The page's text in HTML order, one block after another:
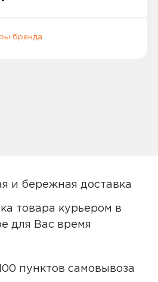
другой документ
товар из
выдачи заказов
подтвердите заказ.
бренда
и бережная доставка
товара курьером в
для Вас время
пунктов самовывоза